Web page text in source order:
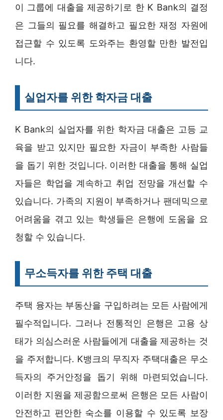
이 그룹에 대출을 제공하기로 한 K Bank의 결정
은 그들의 필요를 해결하고 필요한 재정 자원에
접근할 수 있도록 도와주는 환영할 만한 발전입
니다.
실업자를 위한 학자금 대출
K Bank의 실업자를 위한 학자금 대출은 고등 교
육을 받고 있지만 필요한 자금이 부족한 사람들
을 돕기 위한 것입니다. 이러한 대출을 통해 실업
자들은 학업을 계속하고 취업 전망을 개선할 수
있습니다. 가족의 지원이 부족하거나 팬데믹으로
어려움을 겪고 있는 학생들은 은행에 도움을 요
청할 수 있습니다.
무소득자를 위한 주택 대출
주택 융자는 부동산을 구입하려는 모든 사람에게
필수적입니다. 그러나 전통적인 은행은 고용 상
태가 의심스러운 사람들에게 대출을 제공하는 것
을 주저합니다. K뱅크의 무직자 주택대출은 무소
득자의 주거안정을 돕기 위해 마련되었습니다.
이러한 지원을 제공함으로써 은행은 모든 사람이
안전하고 편안한 숙소를 이용할 수 있도록 보장